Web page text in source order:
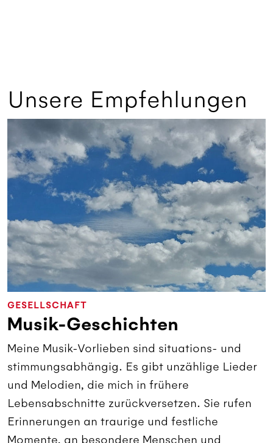
Unsere Empfehlungen
GESELLSCHAFT
Musik-Geschichten
Meine Musik-Vorlieben sind situations- und
stimmungsabhängig. Es gibt unzählige Lieder
und Melodien, die mich in frühere
Lebensabschnitte zurückversetzen. Sie rufen
Erinnerungen an traurige und festliche
Momente, an besondere Menschen und